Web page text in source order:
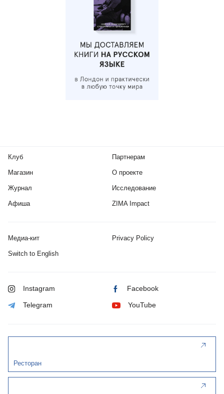
Клуб
Магазин
Журнал
Афиша
Партнерам
О проекте
Исследование
ZIMA Impact
Медиа-кит Privacy Policy
Switch to English
Instagram Facebook
Telegram YouTube
Ресторан